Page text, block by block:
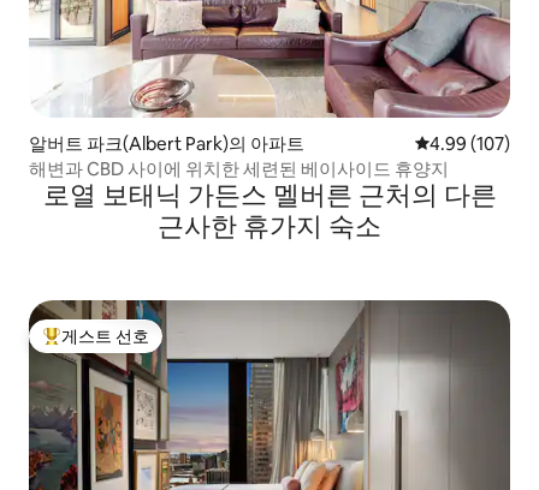
알버트 파크(Albert Park)의 아파트 평점 4.99점(5
4.99 (107)
해변과 CBD 사이에 위치한 세련된 베이사이드 휴양지
로열 보태닉 가든스 멜버른 근처의 다른
근사한 휴가지 숙소
상위 게스트 선호
게스트 선호